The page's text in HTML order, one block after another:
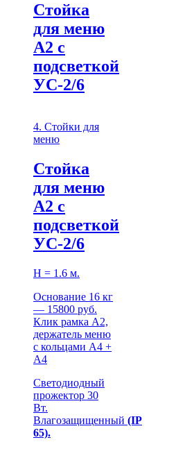
Стойка
для меню
А2 с
подсветкой
УС-2/6
4. Стойки для
меню
Стойка
для меню
А2 с
подсветкой
УС-2/6
Н = 1.6 м.
Основание 16 кг
— 15800 руб.
Клик рамка А2,
держатель меню
с кольцами А4 +
А4
Светодиодный
прожектор 30
Вт.
Влагозащищенный (IP
65).